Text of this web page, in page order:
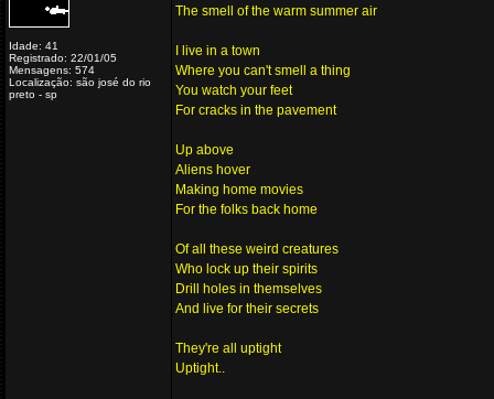
Idade: 41
Registrado: 22/01/05
Mensagens: 574
Localização: são josé do rio
preto - sp
The smell of the warm summer air
I live in a town
Where you can't smell a thing
You watch your feet
For cracks in the pavement
Up above
Aliens hover
Making home movies
For the folks back home
Of all these weird creatures
Who lock up their spirits
Drill holes in themselves
And live for their secrets
They're all uptight
Uptight..